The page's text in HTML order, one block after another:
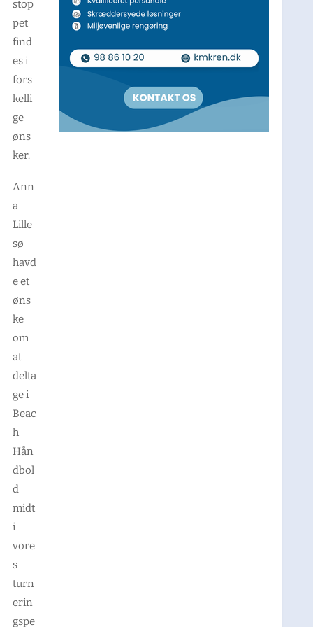
stop
pet
find
es i
fors
kelli
ge
øns
ker.
Ann
a
Lille
sø
havd
e et
øns
ke
om
at
delta
ge i
Beac
h
Hån
dbol
d
midt
i
vore
s
turn
erin
gspe